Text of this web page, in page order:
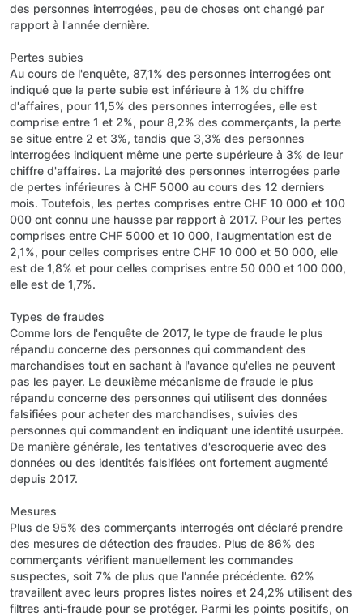
des personnes interrogées, peu de choses ont changé par
rapport à l'année dernière.
Pertes subies
Au cours de l'enquête, 87,1% des personnes interrogées ont
indiqué que la perte subie est inférieure à 1% du chiffre
d'affaires, pour 11,5% des personnes interrogées, elle est
comprise entre 1 et 2%, pour 8,2% des commerçants, la perte
se situe entre 2 et 3%, tandis que 3,3% des personnes
interrogées indiquent même une perte supérieure à 3% de leur
chiffre d'affaires. La majorité des personnes interrogées parle
de pertes inférieures à CHF 5000 au cours des 12 derniers
mois. Toutefois, les pertes comprises entre CHF 10 000 et 100
000 ont connu une hausse par rapport à 2017. Pour les pertes
comprises entre CHF 5000 et 10 000, l'augmentation est de
2,1%, pour celles comprises entre CHF 10 000 et 50 000, elle
est de 1,8% et pour celles comprises entre 50 000 et 100 000,
elle est de 1,7%.
Types de fraudes
Comme lors de l'enquête de 2017, le type de fraude le plus
répandu concerne des personnes qui commandent des
marchandises tout en sachant à l'avance qu'elles ne peuvent
pas les payer. Le deuxième mécanisme de fraude le plus
répandu concerne des personnes qui utilisent des données
falsifiées pour acheter des marchandises, suivies des
personnes qui commandent en indiquant une identité usurpée.
De manière générale, les tentatives d'escroquerie avec des
données ou des identités falsifiées ont fortement augmenté
depuis 2017.
Mesures
Plus de 95% des commerçants interrogés ont déclaré prendre
des mesures de détection des fraudes. Plus de 86% des
commerçants vérifient manuellement les commandes
suspectes, soit 7% de plus que l'année précédente. 62%
travaillent avec leurs propres listes noires et 24,2% utilisent des
filtres anti-fraude pour se protéger. Parmi les points positifs, on